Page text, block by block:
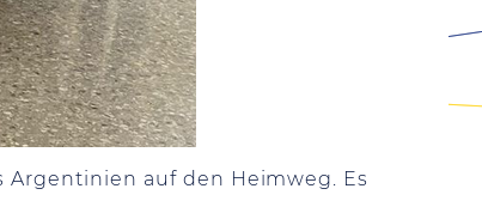
auf den Heimweg. Es